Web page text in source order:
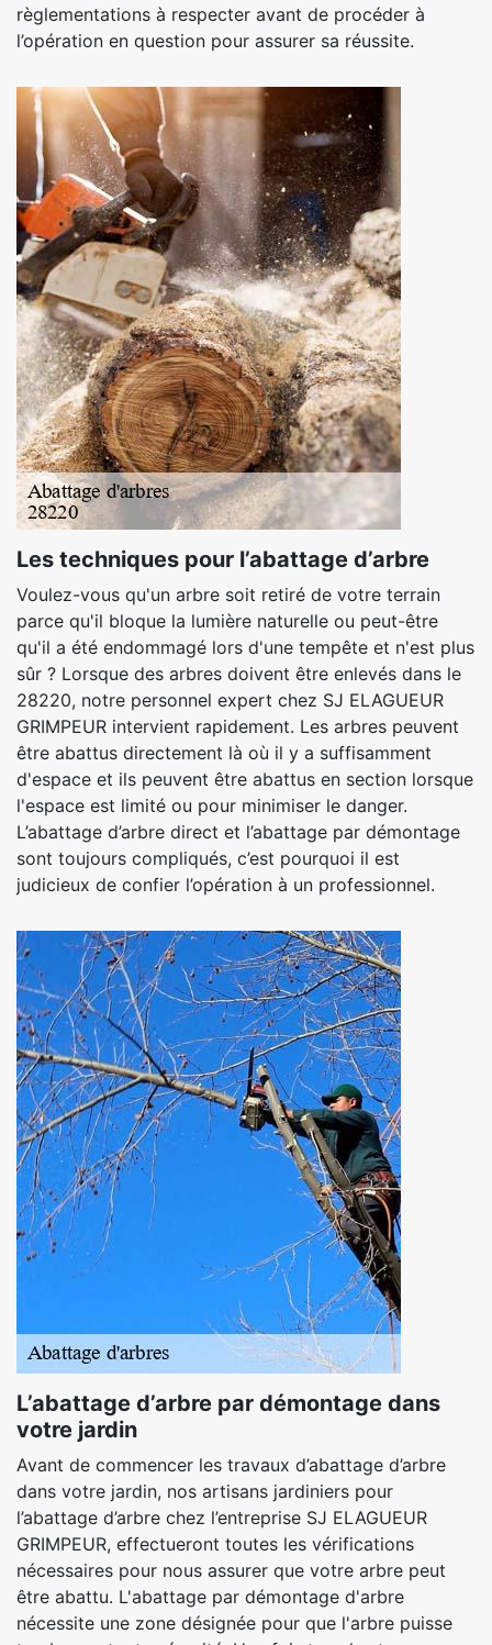
règlementations à respecter avant de procéder à
l’opération en question pour assurer sa réussite.
Les techniques pour l’abattage d’arbre
Voulez-vous qu'un arbre soit retiré de votre terrain
parce qu'il bloque la lumière naturelle ou peut-être
qu'il a été endommagé lors d'une tempête et n'est plus
sûr ? Lorsque des arbres doivent être enlevés dans le
28220, notre personnel expert chez SJ ELAGUEUR
GRIMPEUR intervient rapidement. Les arbres peuvent
être abattus directement là où il y a suffisamment
d'espace et ils peuvent être abattus en section lorsque
l'espace est limité ou pour minimiser le danger.
L’abattage d’arbre direct et l’abattage par démontage
sont toujours compliqués, c’est pourquoi il est
judicieux de confier l’opération à un professionnel.
L’abattage d’arbre par démontage dans
votre jardin
Avant de commencer les travaux d’abattage d’arbre
dans votre jardin, nos artisans jardiniers pour
l’abattage d’arbre chez l’entreprise SJ ELAGUEUR
GRIMPEUR, effectueront toutes les vérifications
nécessaires pour nous assurer que votre arbre peut
être abattu. L'abattage par démontage d'arbre
nécessite une zone désignée pour que l'arbre puisse